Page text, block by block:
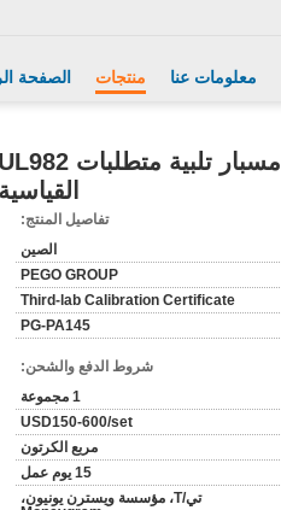
الصفحة منتجات معلومات عنا
PG-PA145 معدات اختبار مختبر UL قضيب اختبار مسبار تلبية متطلبات UL982
القياسية
تفاصيل المنتج:
الصين
PEGO GROUP
Third-lab Calibration Certificate
PG-PA145
شروط الدفع والشحن:
1 مجموعة
USD150-600/set
مربع الكرتون
15 يوم عمل
تي/T، مؤسسة ويسترن يونيون،